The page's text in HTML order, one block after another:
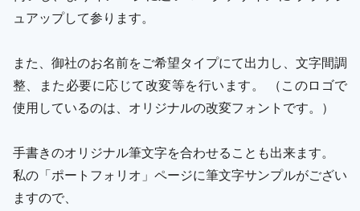
ュアップして参ります。
また、御社のお名前をご希望タイプにて出力し、文字間調
整、また必要に応じて改変等を行います。 （このロゴで
使用しているのは、オリジナルの改変フォントです。）
手書きのオリジナル筆文字を合わせることも出来ます。
私の「ポートフォリオ」ページに筆文字サンプルがござい
ますので、